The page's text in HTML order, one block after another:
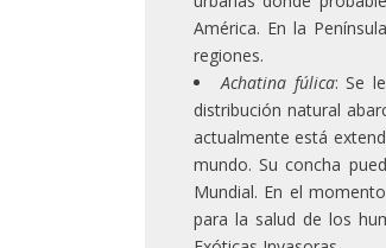
América. En la
regiones.
Achatina fúlica: Se
distribución natural
actualmente está
mundo. Su concha
Mundial. En el
para la salud de los